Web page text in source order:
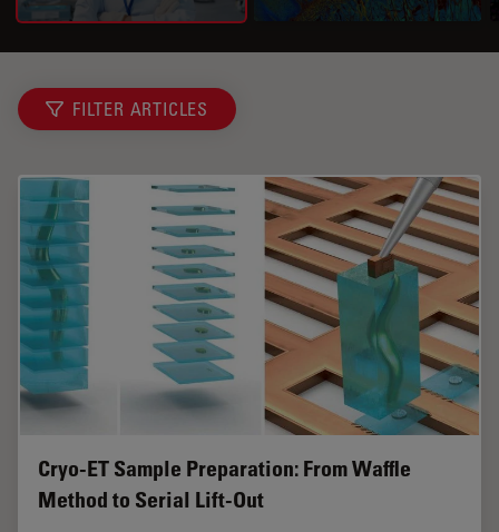
FILTER ARTICLES
Cryo-ET Sample Preparation: From Waffle
Method to Serial Lift-Out